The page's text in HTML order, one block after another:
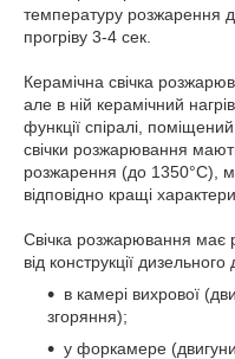
температуру розжарення
прогріву 3-4 сек.
Керамічна свічка
але в ній керамічний
функції спіралі,
свічки розжарювання
розжарення (до 1350°С),
відповідно кращі
Свічка розжарювання має
від конструкції дизельного
в камері вихрової
згоряння);
у форкамере